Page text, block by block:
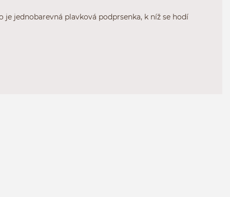
jednobarevná plavková podprsenka, k níž se hodí